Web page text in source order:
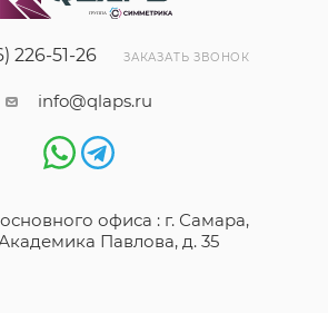
226-51-26 ЗАКАЗАТЬ ЗВОНОК
info@qlaps.ru
офиса : г. Самара,
Павлова, д. 35